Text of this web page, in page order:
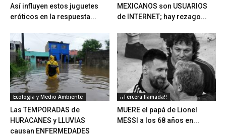
Así influyen estos juguetes
eróticos en la respuesta...
MEXICANOS son USUARIOS
de INTERNET; hay rezago...
Ecología y Medio Ambiente
Las TEMPORADAS de
HURACANES y LLUVIAS
causan ENFERMEDADES
¡¡Tercera llamada!!
MUERE el papá de Lionel
MESSI a los 68 años en...